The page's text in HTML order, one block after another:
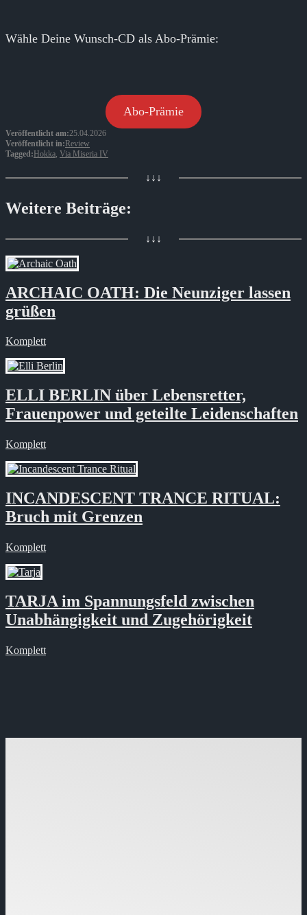
Wähle Deine Wunsch-CD als Abo-Prämie:
Abo-Prämie
Veröffentlicht am:25.04.2026
Veröffentlicht in:Review
Tagged:Hokka, Via Miseria IV
↓↓↓
Weitere Beiträge:
↓↓↓
ARCHAIC OATH: Die Neunziger lassen
grüßen
Komplett
ELLI BERLIN über Lebensretter,
Frauenpower und geteilte Leidenschaften
Komplett
INCANDESCENT TRANCE RITUAL:
Bruch mit Grenzen
Komplett
TARJA im Spannungsfeld zwischen
Unabhängigkeit und Zugehörigkeit
Komplett